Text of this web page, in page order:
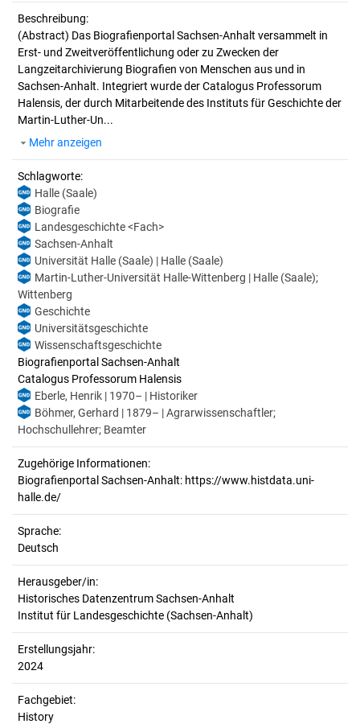
Beschreibung:
(Abstract) Das Biografienportal Sachsen-Anhalt versammelt in
Erst- und Zweitveröffentlichung oder zu Zwecken der
Langzeitarchivierung Biografien von Menschen aus und in
Sachsen-Anhalt. Integriert wurde der Catalogus Professorum
Halensis, der durch Mitarbeitende des Instituts für Geschichte der
Martin-Luther-Un...
Mehr anzeigen
Schlagworte:
Halle (Saale)
Biografie
Landesgeschichte <Fach>
Sachsen-Anhalt
Universität Halle (Saale) | Halle (Saale)
Martin-Luther-Universität Halle-Wittenberg | Halle (Saale);
Wittenberg
Geschichte
Universitätsgeschichte
Wissenschaftsgeschichte
Biografienportal Sachsen-Anhalt
Catalogus Professorum Halensis
Eberle, Henrik | 1970– | Historiker
Böhmer, Gerhard | 1879– | Agrarwissenschaftler;
Hochschullehrer; Beamter
Zugehörige Informationen:
Biografienportal Sachsen-Anhalt: https://www.histdata.uni-
halle.de/
Sprache:
Deutsch
Herausgeber/in:
Historisches Datenzentrum Sachsen-Anhalt
Institut für Landesgeschichte (Sachsen-Anhalt)
Erstellungsjahr:
2024
Fachgebiet:
History